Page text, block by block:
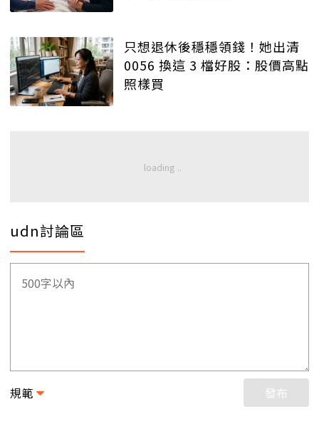
只想退休後穩穩領錢！她出清
0056 換這 3 檔好股：股價高點
照樣買
udn討論區
規範 發布